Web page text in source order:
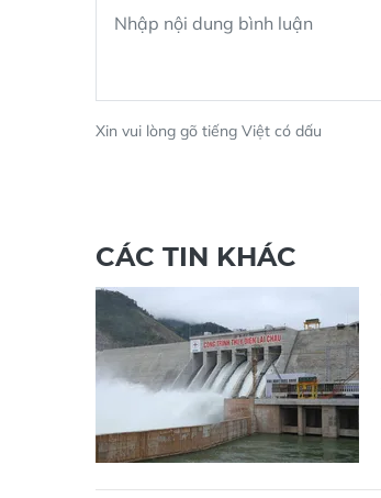
Xin vui lòng gõ tiếng Việt có dấu
CÁC TIN KHÁC